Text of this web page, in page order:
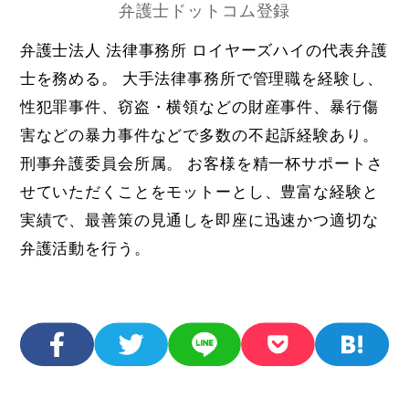
弁護士ドットコム登録
弁護士法人 法律事務所 ロイヤーズハイの代表弁護
士を務める。 大手法律事務所で管理職を経験し、
性犯罪事件、窃盗・横領などの財産事件、暴行傷
害などの暴力事件などで多数の不起訴経験あり。
刑事弁護委員会所属。 お客様を精一杯サポートさ
せていただくことをモットーとし、豊富な経験と
実績で、最善策の見通しを即座に迅速かつ適切な
弁護活動を行う。